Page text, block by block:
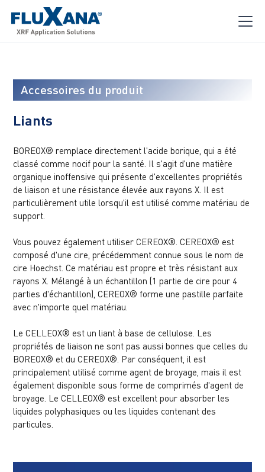
Accessoires du produit
Liants
BOREOX® remplace directement l'acide borique, qui a été
classé comme nocif pour la santé. Il s'agit d'une matière
organique inoffensive qui présente d'excellentes propriétés
de liaison et une résistance élevée aux rayons X. Il est
particulièrement utile lorsqu'il est utilisé comme matériau de
support.
Vous pouvez également utiliser CEREOX®. CEREOX® est
composé d'une cire, précédemment connue sous le nom de
cire Hoechst. Ce matériau est propre et très résistant aux
rayons X. Mélangé à un échantillon (1 partie de cire pour 4
parties d'échantillon), CEREOX® forme une pastille parfaite
avec n'importe quel matériau.
Le CELLEOX® est un liant à base de cellulose. Les
propriétés de liaison ne sont pas aussi bonnes que celles du
BOREOX® et du CEREOX®. Par conséquent, il est
principalement utilisé comme agent de broyage, mais il est
également disponible sous forme de comprimés d'agent de
broyage. Le CELLEOX® est excellent pour absorber les
liquides polyphasiques ou les liquides contenant des
particules.